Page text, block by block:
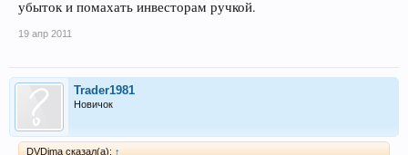
убыток и помахать инвесторам ручкой.
19 апр 2011
Trader1981
Новичок
DVDima сказал(а): ↑